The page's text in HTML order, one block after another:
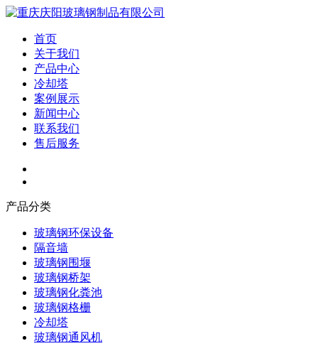
首页
关于我们
产品中心
冷却塔
案例展示
新闻中心
联系我们
售后服务
产品分类
玻璃钢环保设备
隔音墙
玻璃钢围堰
玻璃钢桥架
玻璃钢化粪池
玻璃钢格栅
冷却塔
玻璃钢通风机